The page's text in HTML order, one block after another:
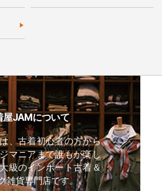
屋JAMについて
、古着初心者の方から
マニアまで誰もが楽し
級のインポート古着＆
雑貨専門店です。